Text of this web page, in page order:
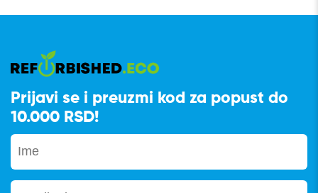
Prijavi se i preuzmi kod za popust do
10.000 RSD!